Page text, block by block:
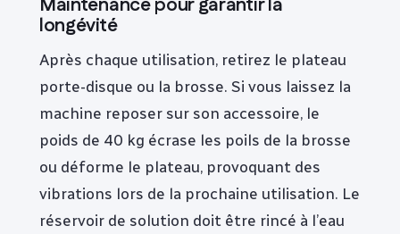
Maintenance pour garantir la
longévité
Après chaque utilisation, retirez le plateau
porte-disque ou la brosse. Si vous laissez la
machine reposer sur son accessoire, le
poids de 40 kg écrase les poils de la brosse
ou déforme le plateau, provoquant des
vibrations lors de la prochaine utilisation. Le
réservoir de solution doit être rincé à l’eau